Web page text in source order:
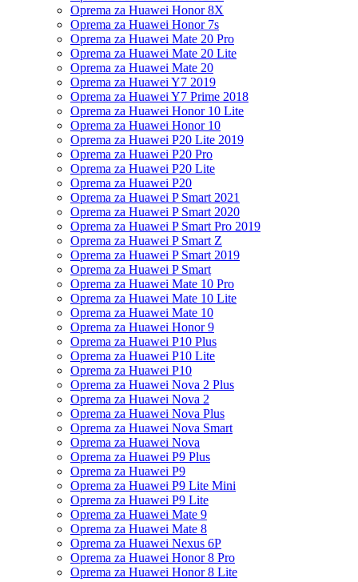
Oprema za Huawei Honor 8X
Oprema za Huawei Honor 7s
Oprema za Huawei Mate 20 Pro
Oprema za Huawei Mate 20 Lite
Oprema za Huawei Mate 20
Oprema za Huawei Y7 2019
Oprema za Huawei Y7 Prime 2018
Oprema za Huawei Honor 10 Lite
Oprema za Huawei Honor 10
Oprema za Huawei P20 Lite 2019
Oprema za Huawei P20 Pro
Oprema za Huawei P20 Lite
Oprema za Huawei P20
Oprema za Huawei P Smart 2021
Oprema za Huawei P Smart 2020
Oprema za Huawei P Smart Pro 2019
Oprema za Huawei P Smart Z
Oprema za Huawei P Smart 2019
Oprema za Huawei P Smart
Oprema za Huawei Mate 10 Pro
Oprema za Huawei Mate 10 Lite
Oprema za Huawei Mate 10
Oprema za Huawei Honor 9
Oprema za Huawei P10 Plus
Oprema za Huawei P10 Lite
Oprema za Huawei P10
Oprema za Huawei Nova 2 Plus
Oprema za Huawei Nova 2
Oprema za Huawei Nova Plus
Oprema za Huawei Nova Smart
Oprema za Huawei Nova
Oprema za Huawei P9 Plus
Oprema za Huawei P9
Oprema za Huawei P9 Lite Mini
Oprema za Huawei P9 Lite
Oprema za Huawei Mate 9
Oprema za Huawei Mate 8
Oprema za Huawei Nexus 6P
Oprema za Huawei Honor 8 Pro
Oprema za Huawei Honor 8 Lite